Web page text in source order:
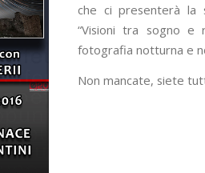
che ci presenterà la
“Visioni tra sogno e
fotografia notturna e
Non mancate, siete